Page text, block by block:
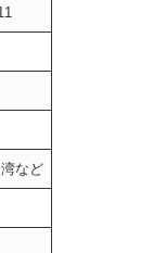
など